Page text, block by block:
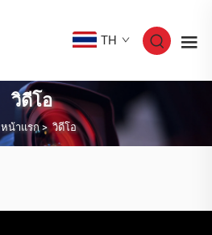
TH
วิดีโอ
หน้าแรก> วิดีโอ